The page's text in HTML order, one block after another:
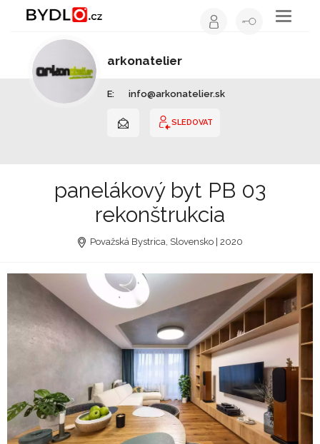
Toggle
arkonatelier
E: info@arkonatelier.sk
SLEDOVAT
panelákový byt PB 03
rekonštrukcia
Považská Bystrica, Slovensko | 2020